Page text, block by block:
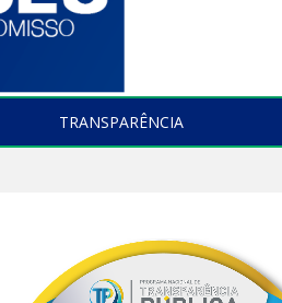
TRANSPARÊNCIA